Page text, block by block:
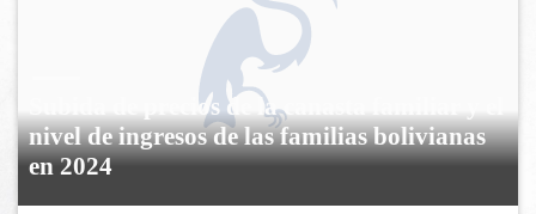
Subida de precios de la canasta familiar y el
nivel de ingresos de las familias bolivianas
en 2024